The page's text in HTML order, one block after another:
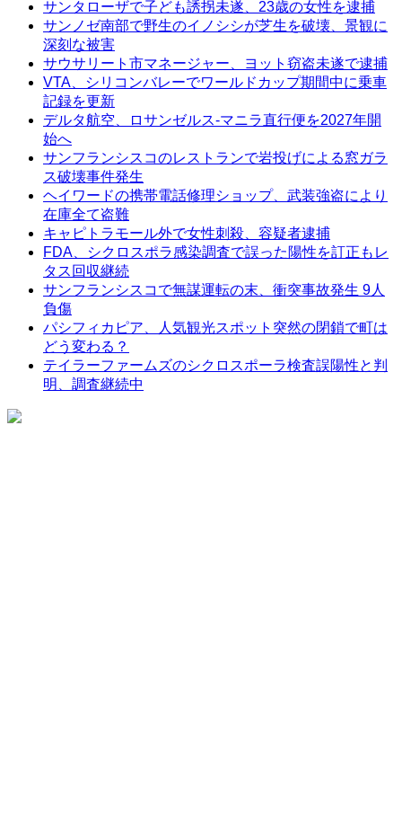
サンタローザで子ども誘拐未遂、23歳の女性を逮捕
サンノゼ南部で野生のイノシシが芝生を破壊、景観に
深刻な被害
サウサリート市マネージャー、ヨット窃盗未遂で逮捕
VTA、シリコンバレーでワールドカップ期間中に乗車
記録を更新
デルタ航空、ロサンゼルス-マニラ直行便を2027年開
始へ
サンフランシスコのレストランで岩投げによる窓ガラ
ス破壊事件発生
ヘイワードの携帯電話修理ショップ、武装強盗により
在庫全て盗難
キャピトラモール外で女性刺殺、容疑者逮捕
FDA、シクロスポラ感染調査で誤った陽性を訂正もレ
タス回収継続
サンフランシスコで無謀運転の末、衝突事故発生 9人
負傷
パシフィカピア、人気観光スポット突然の閉鎖で町は
どう変わる？
テイラーファームズのシクロスポーラ検査誤陽性と判
明、調査継続中